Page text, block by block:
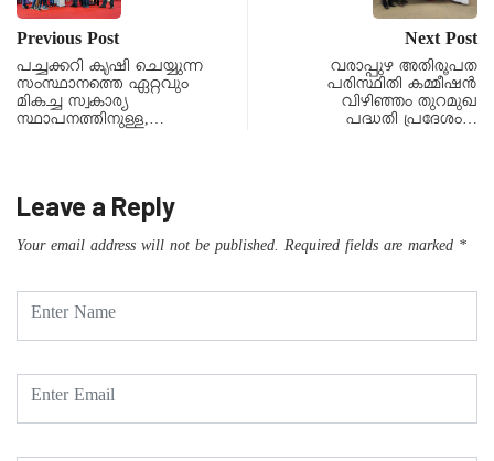
Previous Post
പച്ചക്കറി കൃഷി ചെയ്യുന്ന
സംസ്ഥാനത്തെ ഏറ്റവും
മികച്ച സ്വകാര്യ
സ്ഥാപനത്തിനുള്ള,…
Next Post
വരാപ്പുഴ അതിരൂപത
പരിസ്ഥിതി കമ്മീഷന്‍
വിഴിഞ്ഞം തുറമുഖ
പദ്ധതി പ്രദേശം…
Leave a Reply
Your email address will not be published. Required fields are marked *